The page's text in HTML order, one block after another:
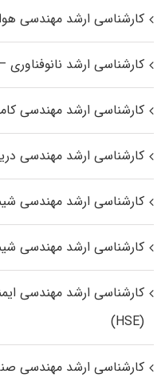
کارشناسی ارشد مهندسی
کارشناسی ارشد نانوفناوری
کارشناسی ارشد مهندسی
کارشناسی ارشد مهندسی
کارشناسی ارشد مهندسی
کارشناسی ارشد مهندسی
کارشناسی ارشد مهندسی
(HSE)
کارشناسی ارشد مهندسی